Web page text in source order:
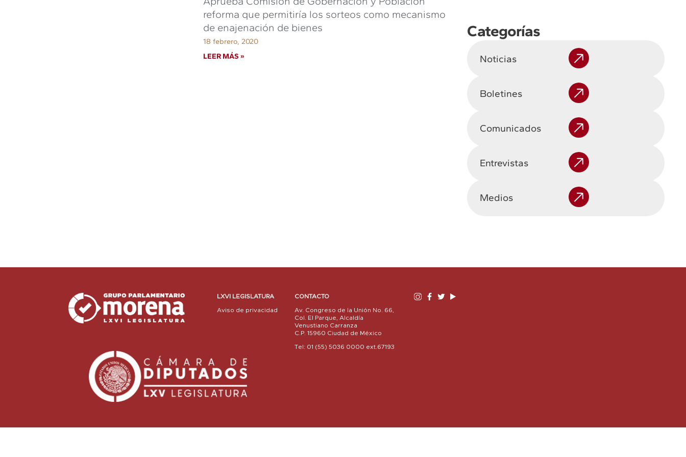
reforma que permitiría los sorteos como mecanismo
de enajenación de bienes
18 febrero, 2020
LEER MÁS »
Categorías
Noticias
Boletines
Comunicados
Entrevistas
Medios
LXVI LEGISLATURA
Aviso de privacidad
CONTACTO
Av. Congreso de la Unión No. 66,
Col. El Parque, Alcaldía
Venustiano Carranza
C.P. 15960 Ciudad de México
Tel: 01 (55) 5036 0000 ext.67193